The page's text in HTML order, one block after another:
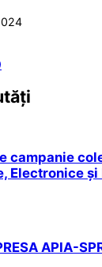
campanie
Electronice
APIA-